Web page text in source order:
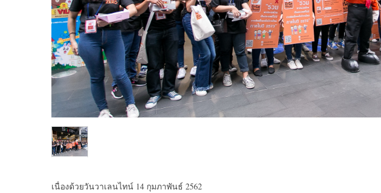
เนื่องด้วยวันวาเลนไทน์ 14 กุมภาพันธ์ 2562